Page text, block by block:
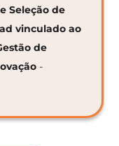
Seleção de
vinculado ao
de
-